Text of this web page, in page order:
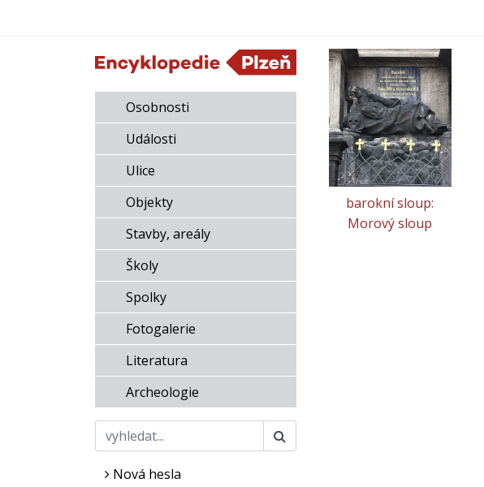
Osobnosti
Události
Ulice
Objekty
Stavby, areály
Školy
Spolky
Fotogalerie
Literatura
Archeologie
Nová hesla
barokní sloup:
Morový sloup